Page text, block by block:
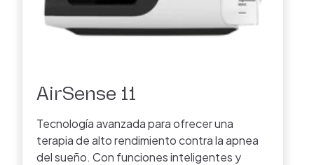
AirSense 11
Tecnología avanzada para ofrecer una
terapia de alto rendimiento contra la apnea
del sueño. Con funciones inteligentes y